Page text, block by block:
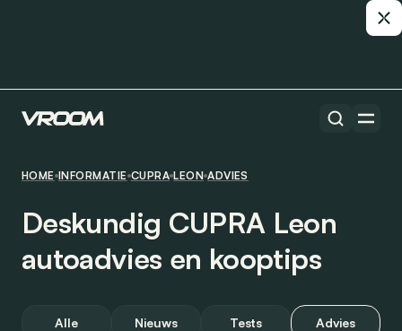
HOME INFORMATIE CUPRA LEON ADVIES
Deskundig CUPRA Leon
autoadvies en kooptips
Alle Nieuws Tests Advies